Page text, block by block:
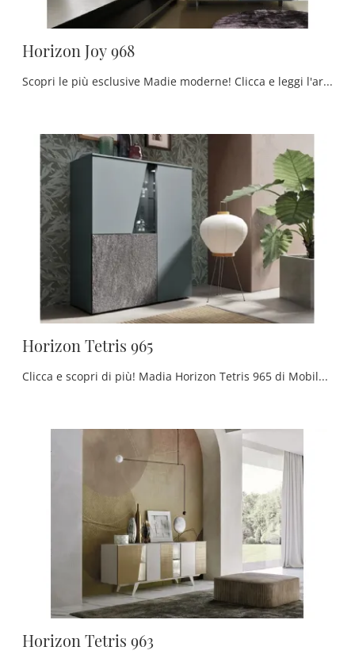
Horizon Joy 968
Scopri le più esclusive Madie moderne! Clicca e leggi l'articolo: madia Horizon Joy 968 in legno, soluzione funzionale ed esteticamente gradevole.
Horizon Tetris 965
Clicca e scopri di più! Madia Horizon Tetris 965 di Mobilgam in laccato opaco: ti attende per arricchire le tue stanze moderne.
Horizon Tetris 963